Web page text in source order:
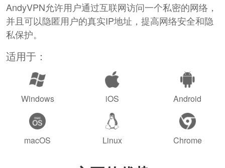
AndyVPN允许用户通过互联网访问一个私密的网络，
并且可以隐匿用户的真实IP地址，提高网络安全和隐
私保护。
适用于：
Windows iOS Android
macOS Linux Chrome